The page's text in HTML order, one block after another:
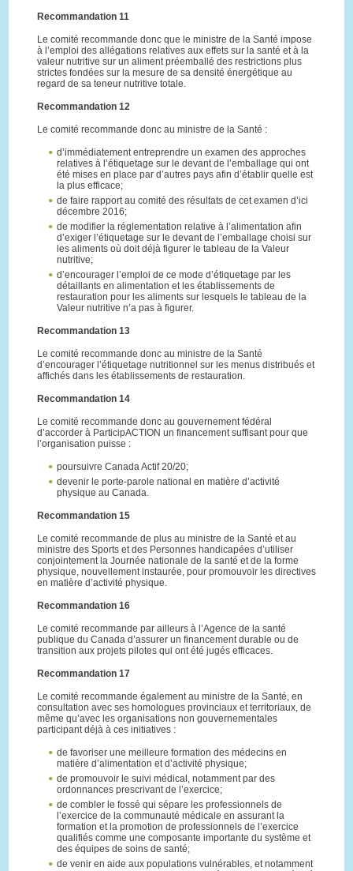
Recommandation 11
Le comité recommande donc que le ministre de la Santé impose
à l’emploi des allégations relatives aux effets sur la santé et à la
valeur nutritive sur un aliment préemballé des restrictions plus
strictes fondées sur la mesure de sa densité énergétique au
regard de sa teneur nutritive totale.
Recommandation 12
Le comité recommande donc au ministre de la Santé :
d’immédiatement entreprendre un examen des approches
relatives à l’étiquetage sur le devant de l’emballage qui ont
été mises en place par d’autres pays afin d’établir quelle est
la plus efficace;
de faire rapport au comité des résultats de cet examen d’ici
décembre 2016;
de modifier la réglementation relative à l’alimentation afin
d’exiger l’étiquetage sur le devant de l’emballage choisi sur
les aliments où doit déjà figurer le tableau de la Valeur
nutritive;
d’encourager l’emploi de ce mode d’étiquetage par les
détaillants en alimentation et les établissements de
restauration pour les aliments sur lesquels le tableau de la
Valeur nutritive n’a pas à figurer.
Recommandation 13
Le comité recommande donc au ministre de la Santé
d’encourager l’étiquetage nutritionnel sur les menus distribués et
affichés dans les établissements de restauration.
Recommandation 14
Le comité recommande donc au gouvernement fédéral
d’accorder à ParticipACTION un financement suffisant pour que
l’organisation puisse :
poursuivre Canada Actif 20/20;
devenir le porte-parole national en matière d’activité
physique au Canada.
Recommandation 15
Le comité recommande de plus au ministre de la Santé et au
ministre des Sports et des Personnes handicapées d’utiliser
conjointement la Journée nationale de la santé et de la forme
physique, nouvellement instaurée, pour promouvoir les directives
en matière d’activité physique.
Recommandation 16
Le comité recommande par ailleurs à l’Agence de la santé
publique du Canada d’assurer un financement durable ou de
transition aux projets pilotes qui ont été jugés efficaces.
Recommandation 17
Le comité recommande également au ministre de la Santé, en
consultation avec ses homologues provinciaux et territoriaux, de
même qu’avec les organisations non gouvernementales
participant déjà à ces initiatives :
de favoriser une meilleure formation des médecins en
matière d’alimentation et d’activité physique;
de promouvoir le suivi médical, notamment par des
ordonnances prescrivant de l’exercice;
de combler le fossé qui sépare les professionnels de
l’exercice de la communauté médicale en assurant la
formation et la promotion de professionnels de l’exercice
qualifiés comme une composante importante du système et
des équipes de soins de santé;
de venir en aide aux populations vulnérables, et notamment